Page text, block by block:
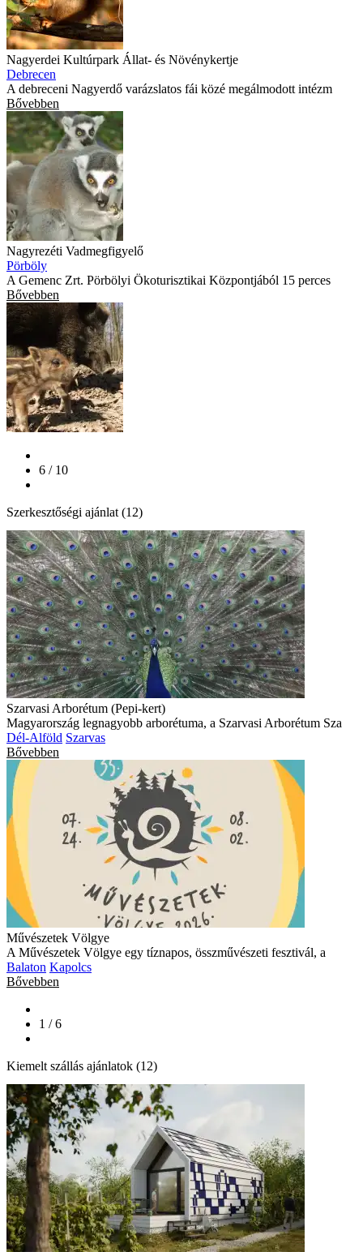
Nagyerdei Kultúrpark Állat- és Növénykertje
Debrecen
A debreceni Nagyerdő varázslatos fái közé megálmodott intézm
Bővebben
Nagyrezéti Vadmegfigyelő
Pörböly
A Gemenc Zrt. Pörbölyi Ökoturisztikai Központjából 15 perces
Bővebben
6 / 10
Szerkesztőségi ajánlat (12)
Szarvasi Arborétum (Pepi-kert)
Magyarország legnagyobb arborétuma, a Szarvasi Arborétum Sza
Dél-Alföld Szarvas
Bővebben
Művészetek Völgye
A Művészetek Völgye egy tíznapos, összművészeti fesztivál, a
Balaton Kapolcs
Bővebben
1 / 6
Kiemelt szállás ajánlatok (12)